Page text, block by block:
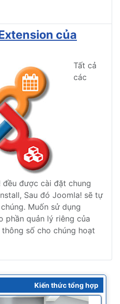
của
Tất cả
các
đều được cài đặt chung
Sau đó Joomla! sẽ tự
Muốn sử dụng
phần quản lý riêng của
số cho chúng hoạt
Kiến thức tổng hợp